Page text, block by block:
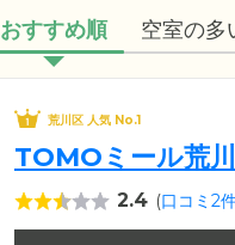
おすすめ順 空室の多
荒川区 人気 No.1
TOMOミール荒川
2.4 (口コミ2